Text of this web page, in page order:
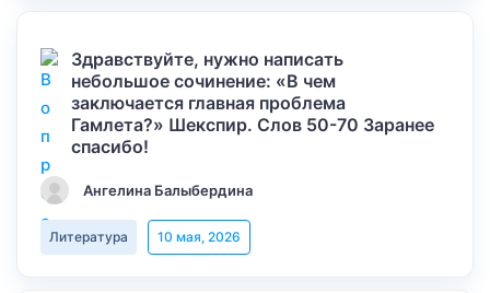
Здравствуйте, нужно написать
небольшое сочинение: «В чем
заключается главная проблема
Гамлета?» Шекспир. Слов 50-70 Заранее
спасибо!
Ангелина Балыбердина
Литература 10 мая, 2026